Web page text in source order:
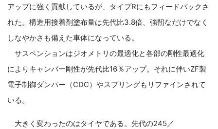
アップに強く貢献しているが、タイプRにもフィードバックさ
れた。構造用接着剤塗布量は先代比3.8倍、強靭なだけでなく
しなやかさも備えた車体になっている。
サスペンションはジオメトリの最適化と各部の剛性最適化
によりキャンバー剛性が先代比16％アップ。それに伴いZF製
電子制御ダンパー（CDC）やスプリングもリファインされて
いる。
大きく変わったのはタイヤである。先代の245／